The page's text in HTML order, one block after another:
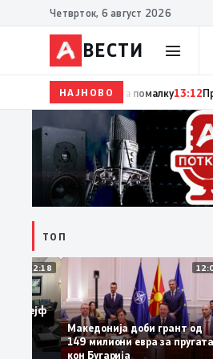
Четврток, 6 август 2026
ВЕСТИ
НАЈНОВО 13:45
ТОП
12:18
од „Сејф
Македонија доби грант
149 милиони евра за
кон Бугарија